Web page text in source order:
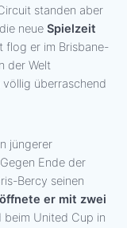
standen aber
neue Spielzeit
flog er im Brisbane-
der Welt
völlig überraschend
jüngerer
Ende der
Bercy seinen
er mit zwei
beim United Cup in